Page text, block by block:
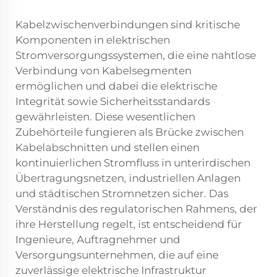
Kabelzwischenverbindungen sind kritische
Komponenten in elektrischen
Stromversorgungssystemen, die eine nahtlose
Verbindung von Kabelsegmenten
ermöglichen und dabei die elektrische
Integrität sowie Sicherheitsstandards
gewährleisten. Diese wesentlichen
Zubehörteile fungieren als Brücke zwischen
Kabelabschnitten und stellen einen
kontinuierlichen Stromfluss in unterirdischen
Übertragungsnetzen, industriellen Anlagen
und städtischen Stromnetzen sicher. Das
Verständnis des regulatorischen Rahmens, der
ihre Herstellung regelt, ist entscheidend für
Ingenieure, Auftragnehmer und
Versorgungsunternehmen, die auf eine
zuverlässige elektrische Infrastruktur